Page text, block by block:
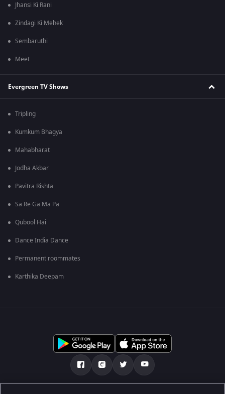
Jhansi Ki Rani
Zindagi Ki Mehek
Sembaruthi
Meet
Evergreen TV Shows
Tripling
Kumkum Bhagya
Mahabharat
Jodha Akbar
Pavitra Rishta
Sa Re Ga Ma Pa
Qubool Hai
Dance India Dance
Permanent roommates
Karthika Deepam